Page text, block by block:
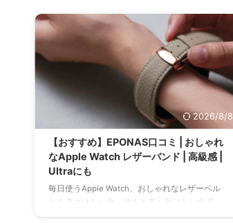
2026/8/8
【おすすめ】EPONAS口コミ | おしゃれ
なApple Watch レザーバンド | 高級感 |
Ultraにも
毎日使うApple Watch、おしゃれなレザーベル
トを見つけたい方、他人と差を付けたい方必
見！ 中々他では売っていないおすすめのレザー